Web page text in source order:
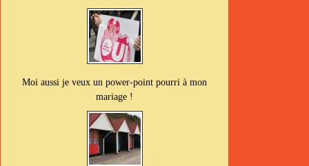
Moi aussi je veux un power-point pourri à mon
mariage !